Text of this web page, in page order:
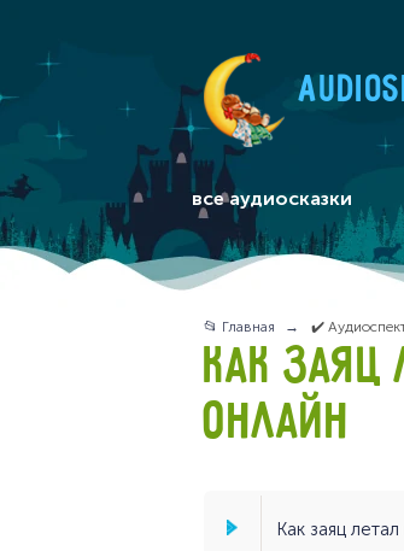
все аудиосказки
📂 Главная ✔️
КАК ЗАЯЦ
ОНЛАЙН
Как заяц